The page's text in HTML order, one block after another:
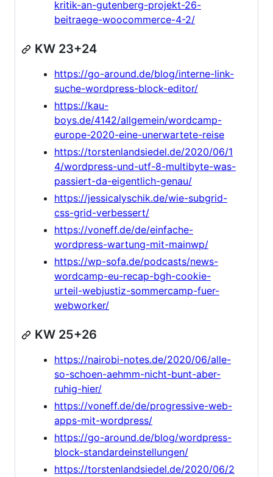
kritik-an-gutenberg-projekt-26-
beitraege-woocommerce-4-2/
KW 23+24
https://go-around.de/blog/interne-link-
suche-wordpress-block-editor/
https://kau-
boys.de/4142/allgemein/wordcamp-
europe-2020-eine-unerwartete-reise
https://torstenlandsiedel.de/2020/06/1
4/wordpress-und-utf-8-multibyte-was-
passiert-da-eigentlich-genau/
https://jessicalyschik.de/wie-subgrid-
css-grid-verbessert/
https://voneff.de/de/einfache-
wordpress-wartung-mit-mainwp/
https://wp-sofa.de/podcasts/news-
wordcamp-eu-recap-bgh-cookie-
urteil-webjustiz-sommercamp-fuer-
webworker/
KW 25+26
https://nairobi-notes.de/2020/06/alle-
so-schoen-aehmm-nicht-bunt-aber-
ruhig-hier/
https://voneff.de/de/progressive-web-
apps-mit-wordpress/
https://go-around.de/blog/wordpress-
block-standardeinstellungen/
https://torstenlandsiedel.de/2020/06/2